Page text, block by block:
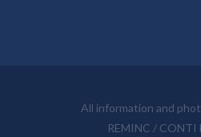
All information and
REMINC / CONTI